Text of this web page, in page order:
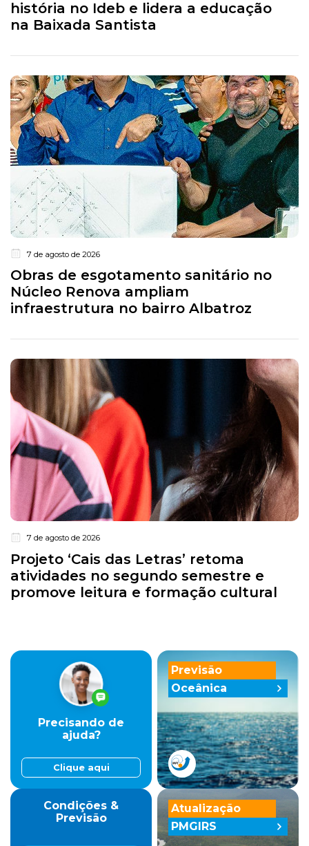
história no Ideb e lidera a educação
na Baixada Santista
7 de agosto de 2026
Obras de esgotamento sanitário no
Núcleo Renova ampliam
infraestrutura no bairro Albatroz
7 de agosto de 2026
Projeto ‘Cais das Letras’ retoma
atividades no segundo semestre e
promove leitura e formação cultural
Previsão
Oceânica
Precisando de
ajuda?
Clique aqui
Condições &
Previsão
Atualização
PMGIRS